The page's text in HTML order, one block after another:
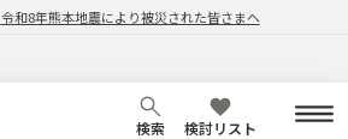
令和8年熊本地震により被災された皆さまへ
検索
検討リスト